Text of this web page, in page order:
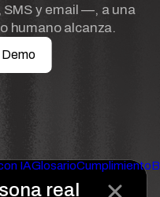
real
y email —, a una
humano alcanza.
IAGlosarioCumplimiento